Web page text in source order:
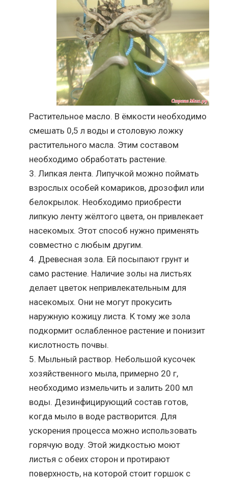
Растительное масло. В ёмкости необходимо
смешать 0,5 л воды и столовую ложку
растительного масла. Этим составом
необходимо обработать растение.
Липкая лента. Липучкой можно поймать
взрослых особей комариков, дрозофил или
белокрылок. Необходимо приобрести
липкую ленту жёлтого цвета, он привлекает
насекомых. Этот способ нужно применять
совместно с любым другим.
Древесная зола. Ей посыпают грунт и
само растение. Наличие золы на листьях
делает цветок непривлекательным для
насекомых. Они не могут прокусить
наружную кожицу листа. К тому же зола
подкормит ослабленное растение и понизит
кислотность почвы.
Мыльный раствор. Небольшой кусочек
хозяйственного мыла, примерно 20 г,
необходимо измельчить и залить 200 мл
воды. Дезинфицирующий состав готов,
когда мыло в воде растворится. Для
ускорения процесса можно использовать
горячую воду. Этой жидкостью моют
листья с обеих сторон и протирают
поверхность, на которой стоит горшок с